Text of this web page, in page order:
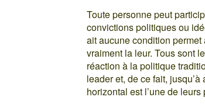
Toute personne peut
convictions politiques ou
ait aucune condition permet
vraiment la leur. Tous sont
réaction à la politique
leader et, de ce fait,
horizontal est l’une de